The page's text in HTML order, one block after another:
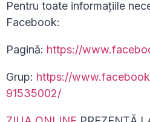
Pentru toate informațiile
Facebook:
Pagină: https://
Grup: https://
91535002/